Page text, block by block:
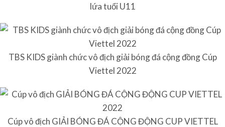
lứa tuổi U11
TBS KIDS giành chức vô địch giải bóng đá cộng đồng Cúp
Viettel 2022
Cúp vô địch GIẢI BÓNG ĐÁ CỘNG ĐỘNG CUP VIETTEL